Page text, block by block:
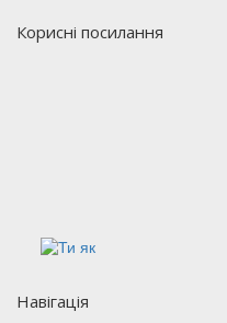
Корисні посилання
Навігація